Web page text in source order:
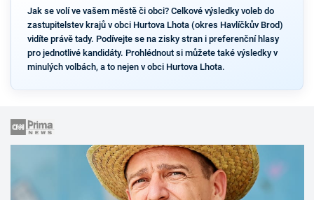
Jak se volí ve vašem městě či obci? Celkové výsledky voleb do
zastupitelstev krajů v obci Hurtova Lhota (okres Havlíčkův Brod)
vidíte právě tady. Podívejte se na zisky stran i preferenční hlasy
pro jednotlivé kandidáty. Prohlédnout si můžete také výsledky v
minulých volbách, a to nejen v obci Hurtova Lhota.